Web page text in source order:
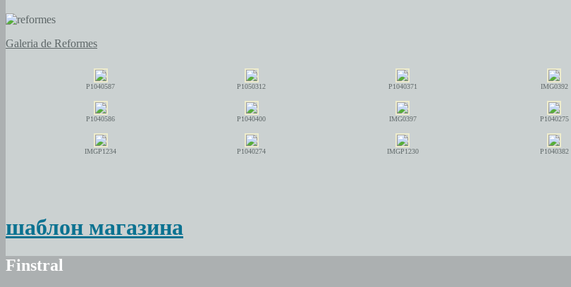
Galeria de Reformes
P1040587 P1050312 P1040371 IMG0392
P1040586 P1040400 IMG0397 P1040275
IMGP1234 P1040274 IMGP1230 P1040382
шаблон магазина
Finstral